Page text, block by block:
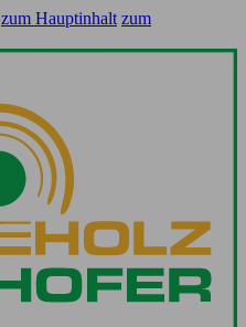
zum Hauptinhalt zum